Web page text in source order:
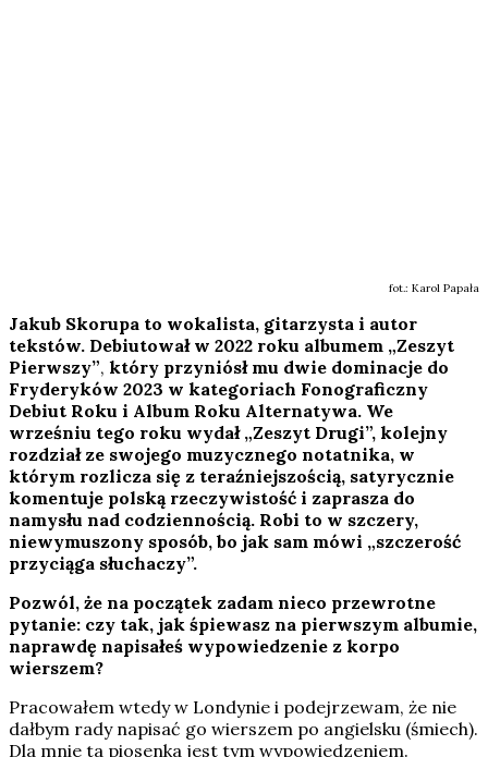
fot.: Karol Papała
Jakub Skorupa to wokalista, gitarzysta i autor
tekstów. Debiutował w 2022 roku albumem „Zeszyt
Pierwszy”, który przyniósł mu dwie dominacje do
Fryderyków 2023 w kategoriach Fonograficzny
Debiut Roku i Album Roku Alternatywa. We
wrześniu tego roku wydał „Zeszyt Drugi”, kolejny
rozdział ze swojego muzycznego notatnika, w
którym rozlicza się z teraźniejszością, satyrycznie
komentuje polską rzeczywistość i zaprasza do
namysłu nad codziennością. Robi to w szczery,
niewymuszony sposób, bo jak sam mówi „szczerość
przyciąga słuchaczy”.
Pozwól, że na początek zadam nieco przewrotne
pytanie: czy tak, jak śpiewasz na pierwszym albumie,
naprawdę napisałeś wypowiedzenie z korpo
wierszem?
Pracowałem wtedy w Londynie i podejrzewam, że nie
dałbym rady napisać go wierszem po angielsku (śmiech).
Dla mnie ta piosenka jest tym wypowiedzeniem.